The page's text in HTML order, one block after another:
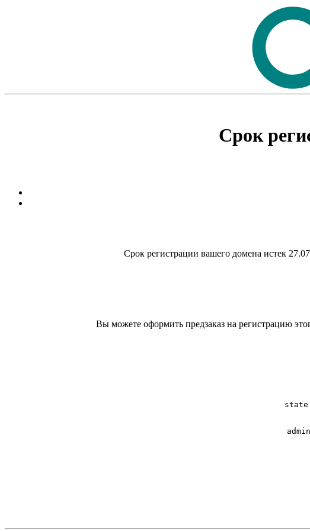
Срок
Срок регистрации вашего домена истек
Вы можете оформить предзаказ на регистрацию
state: